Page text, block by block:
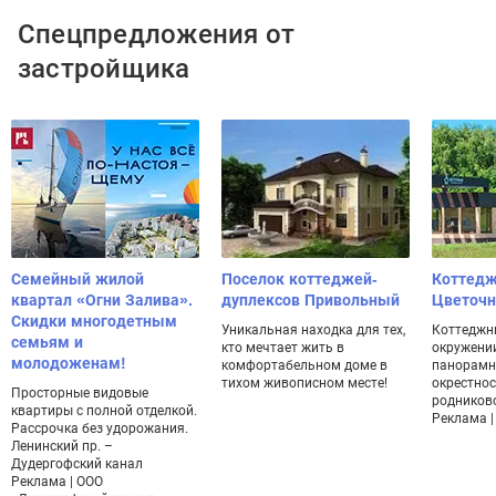
Спецпредложения от
застройщика
Семейный жилой
квартал «Огни Залива».
Скидки многодетным
семьям и
молодоженам!
Просторные видовые
квартиры с полной отделкой.
Рассрочка без удорожания.
Ленинский пр. –
Дудергофский канал
Реклама | ООО
Поселок коттеджей-
дуплексов Привольный
Уникальная находка для тех,
кто мечтает жить в
комфортабельном доме в
тихом живописном месте!
Реклама